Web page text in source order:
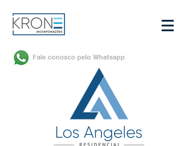
Fale conosco pelo Whatsapp